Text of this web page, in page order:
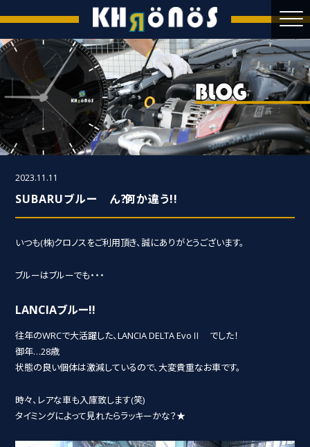
2023.11.11
SUBARUブルー ん⁇ 何か違う!!
いつも(株)クロノスをご利用頂き、誠にありがとうございます。
ブルーはブルーでも・・・
LANCIAブルー!!
往年のWRCで大活躍した、LANCIA DELTA EvoⅡ でした！
御年…28歳
状態の良い個体は激減しているので、大変貴重なお車です。
時々、レアな車も入庫致します(笑)
タイミングによって見れたらラッキーかな？★